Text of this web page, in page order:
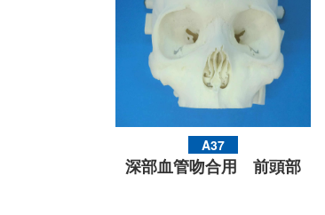
A37
深部血管吻合用 前頭部